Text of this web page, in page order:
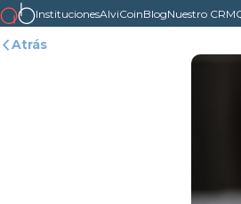
InstitucionesAlviCoinBlogNuestro CRM
Atrás